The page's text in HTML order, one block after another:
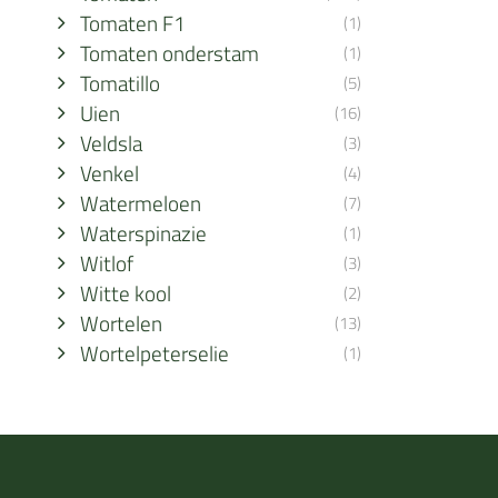
Tomaten F1 (1)
Tomaten onderstam (1)
Tomatillo (5)
Uien (16)
Veldsla (3)
Venkel (4)
Watermeloen (7)
Waterspinazie (1)
Witlof (3)
Witte kool (2)
Wortelen (13)
Wortelpeterselie (1)